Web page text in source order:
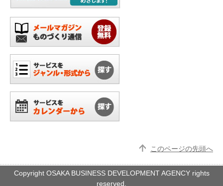
このページの先頭へ
Copyright OSAKA BUSINESS DEVELOPMENT AGENCY rights
reserved.